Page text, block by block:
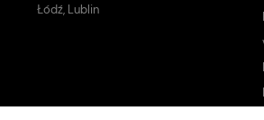
Łódź, Lublin